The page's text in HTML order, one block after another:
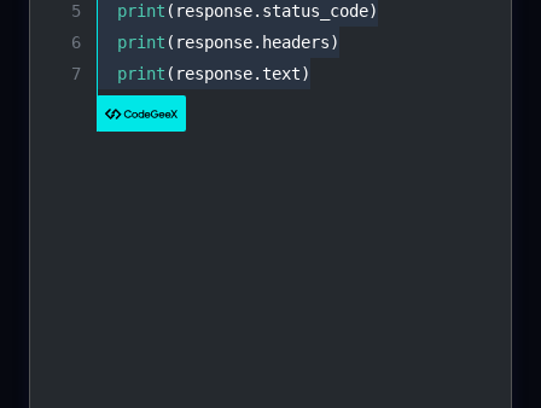
5
print (response.status_code)
6
print (response.headers)
7
print (response.text)